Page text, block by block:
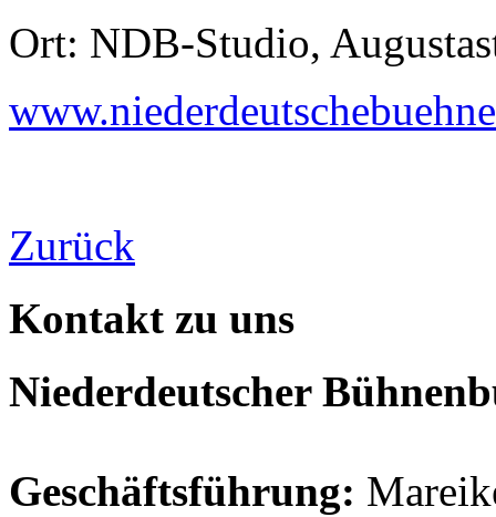
Ort: NDB-Studio,
Zurück
Kontakt zu uns
Niederdeutscher
Geschäftsführung: